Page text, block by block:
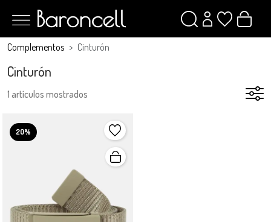
Complementos Cinturón
Cinturón
1 artículos mostrados
20%